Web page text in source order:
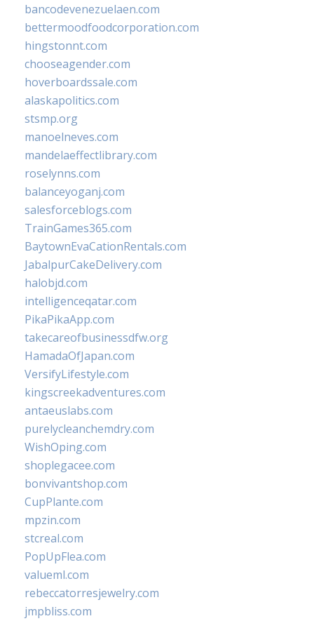
bancodevenezuelaen.com
bettermoodfoodcorporation.com
hingstonnt.com
chooseagender.com
hoverboardssale.com
alaskapolitics.com
stsmp.org
manoelneves.com
mandelaeffectlibrary.com
roselynns.com
balanceyoganj.com
salesforceblogs.com
TrainGames365.com
BaytownEvaCationRentals.com
JabalpurCakeDelivery.com
halobjd.com
intelligenceqatar.com
PikaPikaApp.com
takecareofbusinessdfw.org
HamadaOfJapan.com
VersifyLifestyle.com
kingscreekadventures.com
antaeuslabs.com
purelycleanchemdry.com
WishOping.com
shoplegacee.com
bonvivantshop.com
CupPlante.com
mpzin.com
stcreal.com
PopUpFlea.com
valueml.com
rebeccatorresjewelry.com
jmpbliss.com